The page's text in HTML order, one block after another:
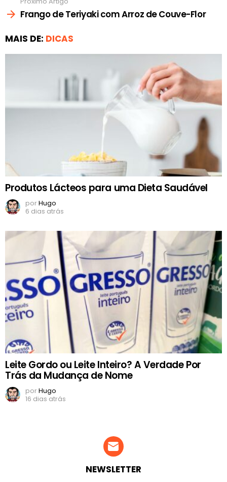
Frango de Teriyaki com Arroz de Couve-Flor
MAIS DE: DICAS
Produtos Lácteos para uma Dieta Saudável
porHugo
6 dias atrás
Leite Gordo ou Leite Inteiro? A Verdade Por
Trás da Mudança de Nome
porHugo
16 dias atrás
NEWSLETTER